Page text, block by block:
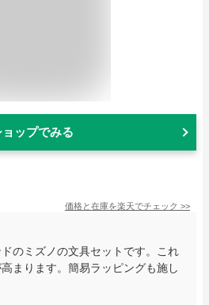
ョップでみる
価格と在庫を楽天でチェック >>
のミズノの文具セットです。これ
まります。簡易ラッピングも施し